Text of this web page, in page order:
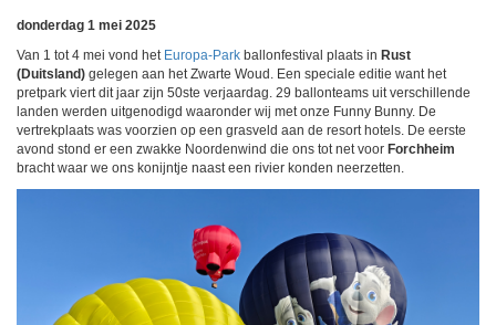
donderdag 1 mei 2025
Van 1 tot 4 mei vond het Europa-Park ballonfestival plaats in Rust
(Duitsland) gelegen aan het Zwarte Woud. Een speciale editie want het
pretpark viert dit jaar zijn 50ste verjaardag. 29 ballonteams uit verschillende
landen werden uitgenodigd waaronder wij met onze Funny Bunny. De
vertrekplaats was voorzien op een grasveld aan de resort hotels. De eerste
avond stond er een zwakke Noordenwind die ons tot net voor Forchheim
bracht waar we ons konijntje naast een rivier konden neerzetten.